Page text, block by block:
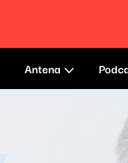
Antena